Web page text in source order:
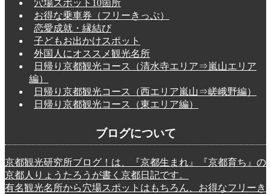
穴場スポット10箇所
お得な乗車券（フリーきっぷ）
恋愛成就・縁結び
子どもお出かけスポット
外国人にオススメ観光名所
日帰り京都観光コース（清水寺エリア⇒嵐山エリア
編）
日帰り京都観光コース（西エリア嵐山⇒嵯峨野編）
日帰り京都観光コース（東エリア編）
ブログについて
京都観光研究所ブログ！は、『京都生まれ』『京都育ち』の
京都人りょうたろうが書く京都日記です。
有名観光名所から穴場スポットはもちろん、お得なフリーき